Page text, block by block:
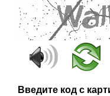
Введите код с